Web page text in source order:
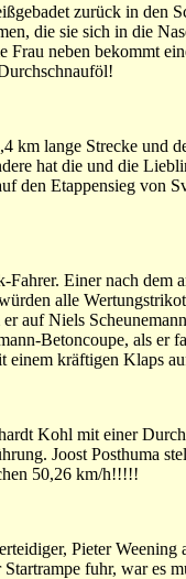
zurück in den
die sie sich in die
Frau neben bekommt
km lange Strecke und
hat die und die
den Etappensieg von
Fahrer. Einer nach
alle
auf Niels
Betoncoupe, als er
einem kräftigen Klaps
Kohl mit einer
Joost Posthuma
50,26 km/h!!!!!
Pieter
fuhr, war es